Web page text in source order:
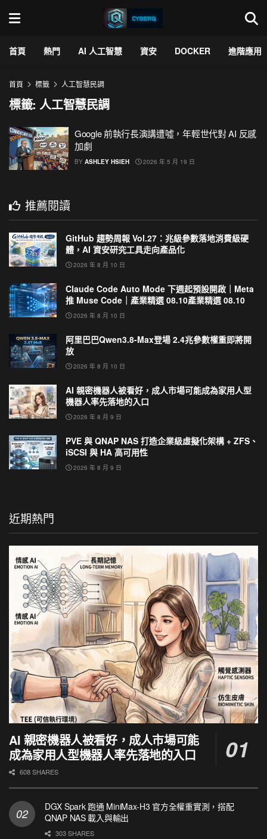
首頁 熱門 AI 人工智慧 資安 DOCKER 進階應用
首頁 標籤 人工智慧民調
標籤:人工智慧民調
Google 前執行長演講遭噓，年輕世代對 AI 反感
加劇
BY ASHLEY HSIEH 2026 年 5 月 19 日
推薦閱讀
GitHub 趨勢周報 Vol.27：兆級參數落地消費級硬
體，AI 資安研究工具走向產品化
2026 年 8 月 10 日
Claude Code Auto Mode 下週起預設開啟｜Meta
推 Muse Code｜產業精選 08.10產業精選 08.10
2026 年 8 月 10 日
阿里巴巴Qwen3.8-Max登場 2.4兆參數權重即將開
放
2026 年 8 月 10 日
AI 親密機器人被看好，成人市場可能成為家用人型
機器人率先落地的入口
2026 年 8 月 9 日
PVE 與 QNAP NAS 打造企業級虛擬化架構 + ZFS、
iSCSI 與 HA 高可用性
2026 年 8 月 9 日
近期熱門
AI 親密機器人被看好，成人市場可能
成為家用人型機器人率先落地的入口
608 SHARES
DGX Spark 跑通 MiniMax-H3 官方全權重實測，搭配
QNAP NAS 載入與輸出
303 SHARES